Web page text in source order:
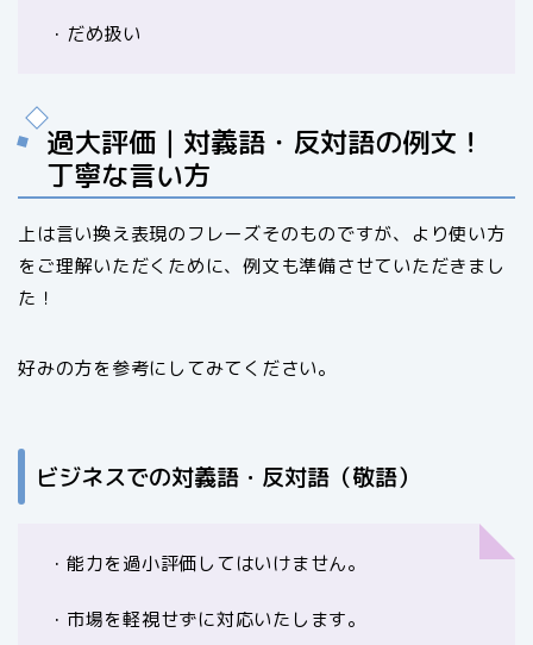
・だめ扱い
過大評価｜対義語・反対語の例文！
丁寧な言い方
上は言い換え表現のフレーズそのものですが、より使い方
をご理解いただくために、例文も準備させていただきまし
た！
好みの方を参考にしてみてください。
ビジネスでの対義語・反対語（敬語）
・能力を過小評価してはいけません。
・市場を軽視せずに対応いたします。